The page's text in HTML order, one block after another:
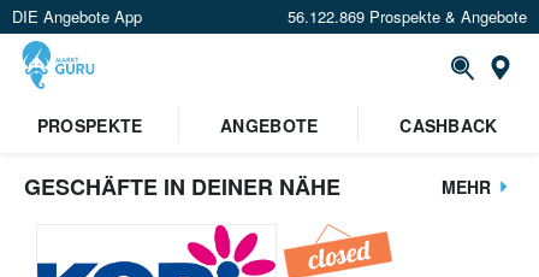
DIE Angebote App 56.122.869 Prospekte & Angebote
PROSPEKTE
ANGEBOTE CASHBACK
GESCHÄFTE IN DEINER NÄHE MEHR